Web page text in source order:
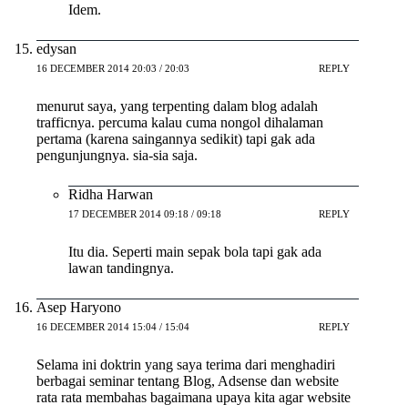
Idem.
edysan
16 DECEMBER 2014 20:03 / 20:03 REPLY
menurut saya, yang terpenting dalam blog adalah
trafficnya. percuma kalau cuma nongol dihalaman
pertama (karena saingannya sedikit) tapi gak ada
pengunjungnya. sia-sia saja.
Ridha Harwan
17 DECEMBER 2014 09:18 / 09:18 REPLY
Itu dia. Seperti main sepak bola tapi gak ada
lawan tandingnya.
Asep Haryono
16 DECEMBER 2014 15:04 / 15:04 REPLY
Selama ini doktrin yang saya terima dari menghadiri
berbagai seminar tentang Blog, Adsense dan website
rata rata membahas bagaimana upaya kita agar website